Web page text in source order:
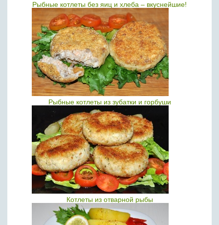
Рыбные котлеты без яиц и хлеба – вкуснейшие!
Рыбные котлеты из зубатки и горбуши
Котлеты из отварной рыбы